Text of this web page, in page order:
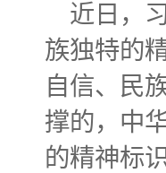
近日，
族独特的
自信、民
撑的，中
的精神标